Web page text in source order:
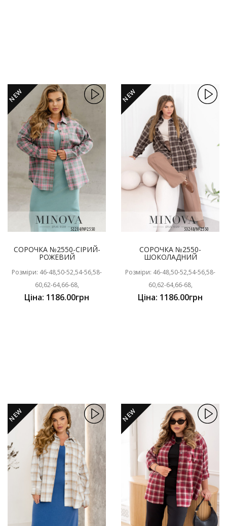
NEW
СОРОЧКА №2550-СІРИЙ-
РОЖЕВИЙ
Розміри: 46-48,50-52,54-56,58-
60,62-64,66-68,
Ціна: 1186.00грн
NEW
СОРОЧКА №2550-
ШОКОЛАДНИЙ
Розміри: 46-48,50-52,54-56,58-
60,62-64,66-68,
Ціна: 1186.00грн
NEW NEW